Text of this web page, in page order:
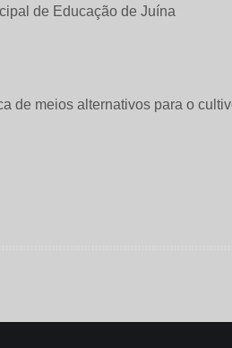
de meios alternativos para o